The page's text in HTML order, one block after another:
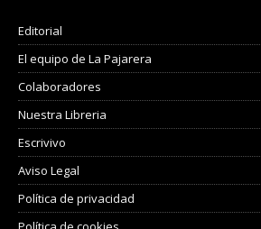
Editorial
El equipo de La Pajarera
Colaboradores
Nuestra Libreria
Escrivivo
Aviso Legal
Política de privacidad